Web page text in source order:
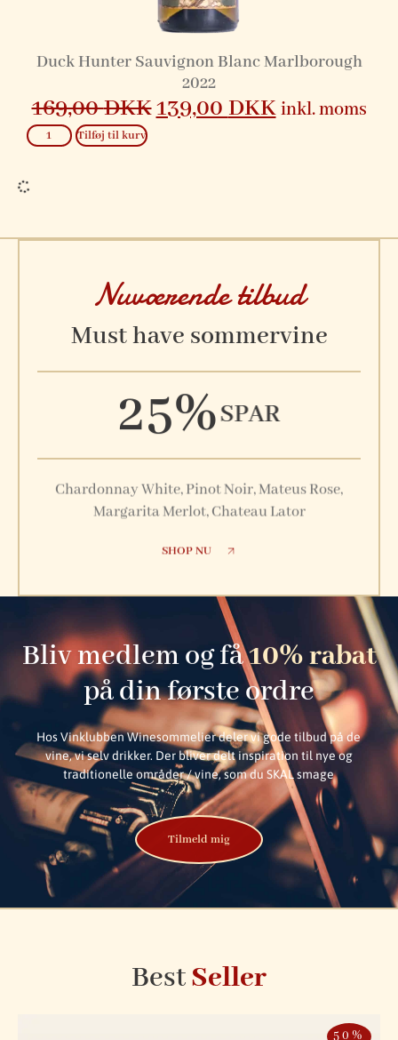
Duck Hunter Sauvignon Blanc Marlborough
2022
169,00DKK139,00DKK inkl. moms
Tilføj til kurv
Nuværende tilbud
Must have sommervine
25%SPAR
Chardonnay White, Pinot Noir, Mateus Rose,
Margarita Merlot, Chateau Lator
SHOP NU
Bliv medlem og få10% rabat
på din første ordre
Hos Vinklubben Winesommelier deler vi gode tilbud på de
vine, vi selv drikker. Der bliver delt inspiration til nye og
traditionelle områder / vine, som du SKAL smage
Tilmeld mig
BestSeller
50%